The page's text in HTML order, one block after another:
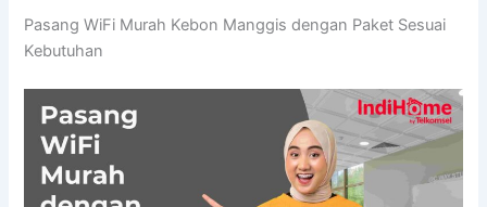
Pasang WiFi Murah Kebon Manggis dengan Paket Sesuai
Kebutuhan